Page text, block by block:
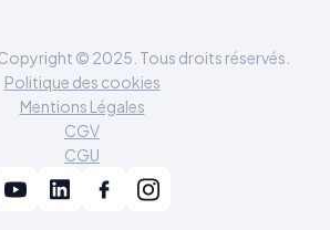
© 2025. Tous droits réservés.
Politique des cookies
Mentions Légales
CGV
CGU